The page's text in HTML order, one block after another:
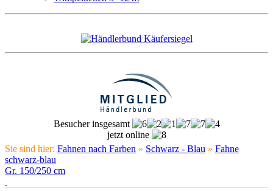
Besucher insgesamt
jetzt online
Sie sind hier: Fahnen nach Farben » Schwarz - Blau » Fahne
schwarz-blau
Gr. 150/250 cm